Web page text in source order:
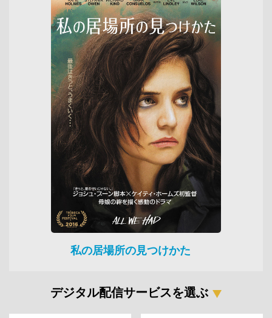
私の居場所の見つけかた
デジタル配信サービスを選ぶ